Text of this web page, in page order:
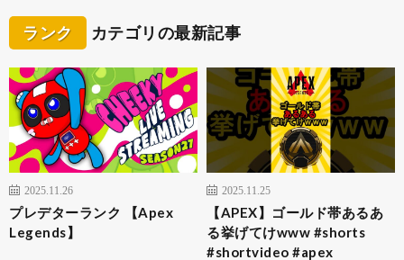
ランク カテゴリの最新記事
2025.11.26
プレデターランク 【Apex
Legends】
2025.11.25
【APEX】ゴールド帯あるあ
る挙げてけwww #shorts
#shortvideo #apex